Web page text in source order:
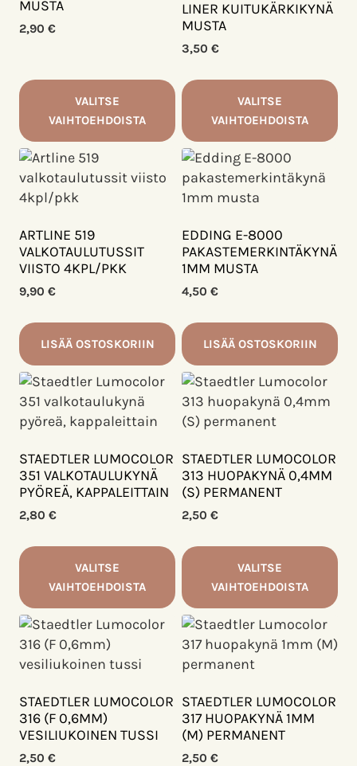
Voit
tehdä
sivulla.
MUSTA
2,90 €
VALITSE
VAIHTOEHDOISTA
Tällä
tuotteella
on
useampi
muunnelma.
Voit
tehdä
valinnat
sivulla.
LINER KUITUKÄRKIKYNÄ
MUSTA
3,50 €
VALITSE
VAIHTOEHDOISTA
Tällä
tuotteella
on
muunnelma.
Voit
tehdä
valinnat
sivulla.
ARTLINE 519
VALKOTAULUTUSSIT
VIISTO 4KPL/PKK
9,90 €
LISÄÄ OSTOSKORIIN
EDDING E-8000
PAKASTEMERKINTÄKYNÄ
1MM MUSTA
4,50 €
LISÄÄ OSTOSKORIIN
STAEDTLER LUMOCOLOR
351 VALKOTAULUKYNÄ
PYÖREÄ, KAPPALEITTAIN
2,80 €
VALITSE
VAIHTOEHDOISTA
Tällä
tuotteella
muunnelma.
Voit
tehdä
valinnat
STAEDTLER LUMOCOLOR
313 HUOPAKYNÄ 0,4MM
(S) PERMANENT
2,50 €
VALITSE
VAIHTOEHDOISTA
Tällä
tuotteella
useampi
muunnelma.
Voit
tehdä
valinnat
STAEDTLER LUMOCOLOR
316 (F 0,6MM)
VESILIUKOINEN TUSSI
2,50 €
STAEDTLER LUMOCOLOR
317 HUOPAKYNÄ 1MM
(M) PERMANENT
2,50 €